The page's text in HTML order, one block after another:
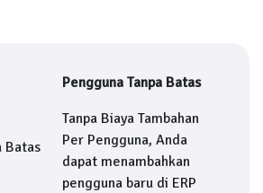
Pengguna Tanpa Batas
Tanpa Biaya Tambahan
Per Pengguna, Anda
dapat menambahkan
pengguna baru di ERP